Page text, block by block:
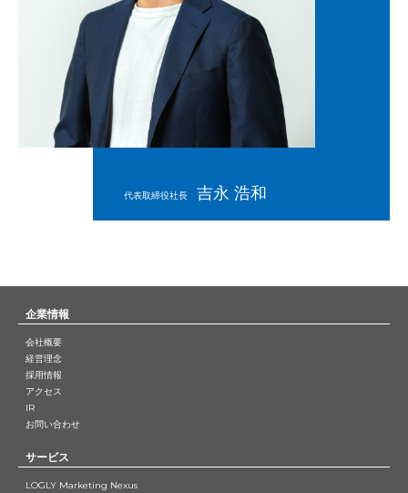
代表取締役社長 吉永 浩和
企業情報
会社概要
経営理念
採用情報
アクセス
IR
お問い合わせ
サービス
LOGLY Marketing Nexus